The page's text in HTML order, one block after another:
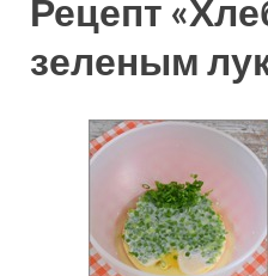
Рецепт
зеленым